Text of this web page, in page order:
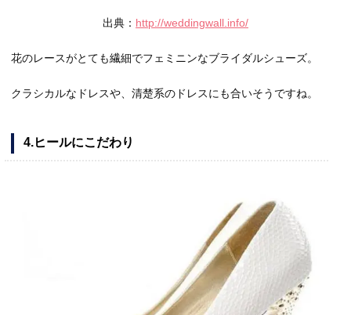
出典： http://weddingwall.info/
花のレースがとても繊細でフェミニンなブライダルシューズ。
クラシカルなドレスや、清楚系のドレスにも合いそうですね。
4.ヒールにこだわり